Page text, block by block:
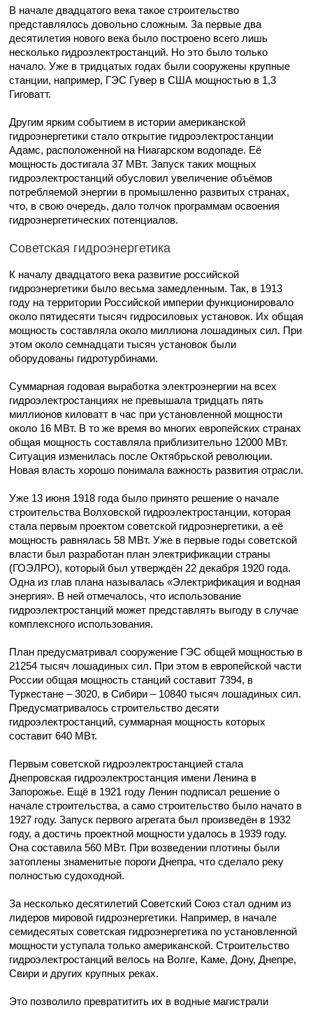
В начале двадцатого века такое строительство
представлялось довольно сложным. За первые два
десятилетия нового века было построено всего лишь
несколько гидроэлектростанций. Но это было только
начало. Уже в тридцатых годах были сооружены крупные
станции, например, ГЭС Гувер в США мощностью в 1,3
Гиговатт.
Другим ярким событием в истории американской
гидроэнергетики стало открытие гидроэлектростанции
Адамс, расположенной на Ниагарском водопаде. Её
мощность достигала 37 МВт. Запуск таких мощных
гидроэлектростанций обусловил увеличение объёмов
потребляемой энергии в промышленно развитых странах,
что, в свою очередь, дало толчок программам освоения
гидроэнергетических потенциалов.
Советская гидроэнергетика
К началу двадцатого века развитие российской
гидроэнергетики было весьма замедленным. Так, в 1913
году на территории Российской империи функционировало
около пятидесяти тысяч гидросиловых установок. Их общая
мощность составляла около миллиона лошадиных сил. При
этом около семнадцати тысяч установок были
оборудованы гидротурбинами.
Суммарная годовая выработка электроэнергии на всех
гидроэлектростанциях не превышала тридцать пять
миллионов киловатт в час при установленной мощности
около 16 МВт. В то же время во многих европейских странах
общая мощность составляла приблизительно 12000 МВт.
Ситуация изменилась после Октябрьской революции.
Новая власть хорошо понимала важность развития отрасли.
Уже 13 июня 1918 года было принято решение о начале
строительства Волховской гидроэлектростанции, которая
стала первым проектом советской гидроэнергетики, а её
мощность равнялась 58 МВт. Уже в первые годы советской
власти был разработан план электрификации страны
(ГОЭЛРО), который был утверждён 22 декабря 1920 года.
Одна из глав плана называлась «Электрификация и водная
энергия». В ней отмечалось, что использование
гидроэлектростанций может представлять выгоду в случае
комплексного использования.
План предусматривал сооружение ГЭС общей мощностью в
21254 тысяч лошадиных сил. При этом в европейской части
России общая мощность станций составит 7394, в
Туркестане – 3020, в Сибири – 10840 тысяч лошадиных сил.
Предусматривалось строительство десяти
гидроэлектростанций, суммарная мощность которых
составит 640 МВт.
Первым советской гидроэлектростанцией стала
Днепровская гидроэлектростанция имени Ленина в
Запорожье. Ещё в 1921 году Ленин подписал решение о
начале строительства, а само строительство было начато в
1927 году. Запуск первого агрегата был произведён в 1932
году, а достичь проектной мощности удалось в 1939 году.
Она составила 560 МВт. При возведении плотины были
затоплены знаменитые пороги Днепра, что сделало реку
полностью судоходной.
За несколько десятилетий Советский Союз стал одним из
лидеров мировой гидроэнергетики. Например, в начале
семидесятых советская гидроэнергетика по установленной
мощности уступала только американской. Строительство
гидроэлектростанций велось на Волге, Каме, Дону, Днепре,
Свири и других крупных реках.
Это позволило превратитить их в водные магистрали